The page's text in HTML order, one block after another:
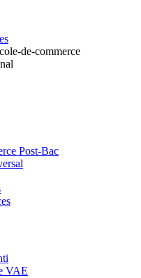
Post-Bac
VAE